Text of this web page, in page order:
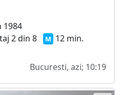
1984
2 din 8 M 12 min.
Bucuresti, azi; 10:19